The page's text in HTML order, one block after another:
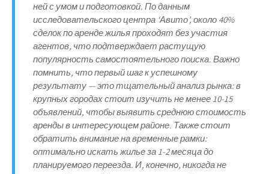
ней с умом и подготовкой. По данным
исследовательского центра ‘Авито’, около 40%
сделок по аренде жилья проходят без участия
агентов, что подтверждает растущую
популярность самостоятельного поиска. Важно
помнить, что первый шаг к успешному
результату — это тщательный анализ рынка: в
крупных городах стоит изучить не менее 10-15
объявлений, чтобы выявить среднюю стоимость
аренды в интересующем районе. Также стоит
обратить внимание на временные рамки:
оптимально искать жилье за 1-2 месяца до
планируемого переезда. И, конечно, никогда не